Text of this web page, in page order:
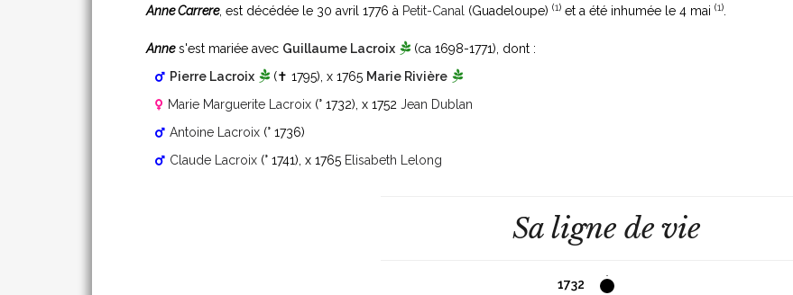
Anne Carrere, est décédée le 30 avril 1776 à Petit-Canal (Guadeloupe) (1) et a été inhumée le 4 mai (1)
Annes'est mariée avec Guillaume Lacroix (ca 1698-1771) , dont :
Pierre Lacroix
(✝ 1795) , x 1765 Marie Rivière
Marie Marguerite Lacroix (° 1732) , x 1752 Jean Dublan
Antoine Lacroix (° 1736)
Claude Lacroix (° 1741) , x 1765 Elisabeth Lelong
Sa ligne de vie
1732